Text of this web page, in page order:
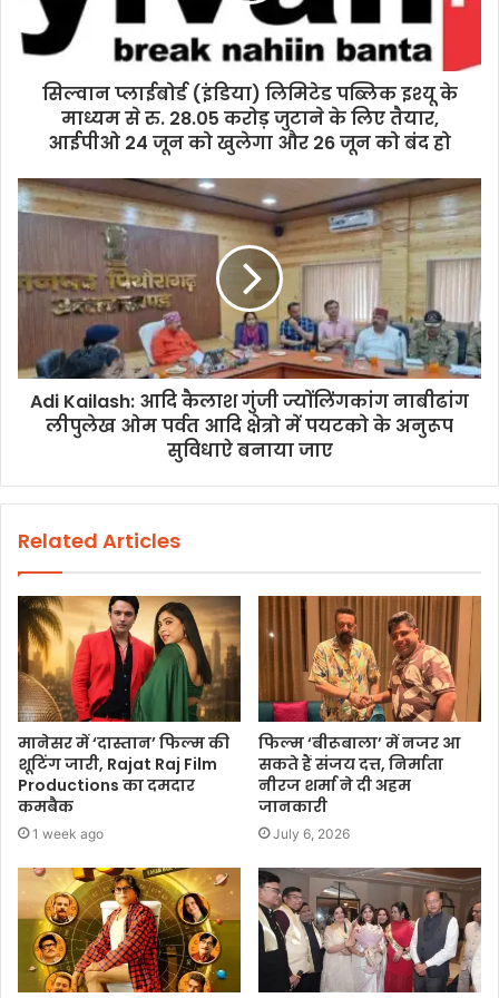
सिल्वान प्लाईबोर्ड (इंडिया) लिमिटेड पब्लिक इश्यू के
माध्यम से रु. 28.05 करोड़ जुटाने के लिए तैयार,
आईपीओ 24 जून को खुलेगा और 26 जून को बंद हो
Adi Kailash: आदि कैलाश गुंजी ज्योंलिंगकांग नाबीढांग
लीपुलेख ओम पर्वत आदि क्षेत्रो में पयटको के अनुरूप
सुविधाऐ बनाया जाए
Related Articles
मानेसर में ‘दास्तान’ फिल्म की
शूटिंग जारी, Rajat Raj Film
Productions का दमदार
कमबैक
1 week ago
फिल्म ‘बीरूबाला’ में नजर आ
सकते हैं संजय दत्त, निर्माता
नीरज शर्मा ने दी अहम
जानकारी
July 6, 2026